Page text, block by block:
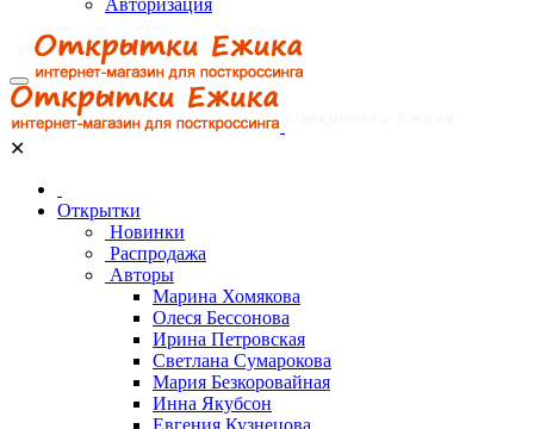
✕
Открытки
Новинки
Распродажа
Авторы
Марина Хомякова
Олеся Бессонова
Ирина Петровская
Светлана Сумарокова
Мария Безкоровайная
Инна Якубсон
Евгения Кузнецова